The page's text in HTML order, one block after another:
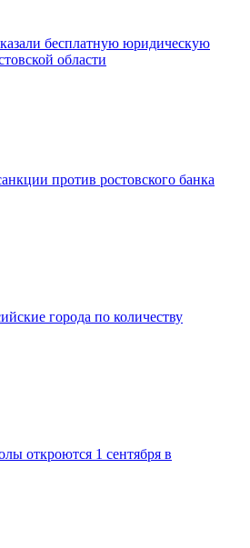
бесплатную юридическую
области
против ростовского банка
города по количеству
откроются 1 сентября в